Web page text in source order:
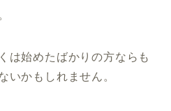
は始めたばかりの方ならも
いかもしれません。